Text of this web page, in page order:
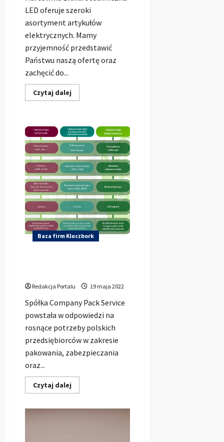
LED oferuje szeroki
asortyment artykułów
elektrycznych. Mamy
przyjemność przedstawić
Państwu naszą ofertę oraz
zachęcić do...
Czytaj dalej
się
Elektrotechniczna
LED
sp.
z
o.o.
|
Hurotwnia
LED
Kluczbork
Baza firm Kluczbork
Redakcja Portalu 19 maja 2022
Spółka Company Pack Service
powstała w odpowiedzi na
rosnące potrzeby polskich
przedsiębiorców w zakresie
pakowania, zabezpieczania
oraz...
Czytaj dalej
się